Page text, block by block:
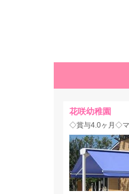
花咲幼稚園